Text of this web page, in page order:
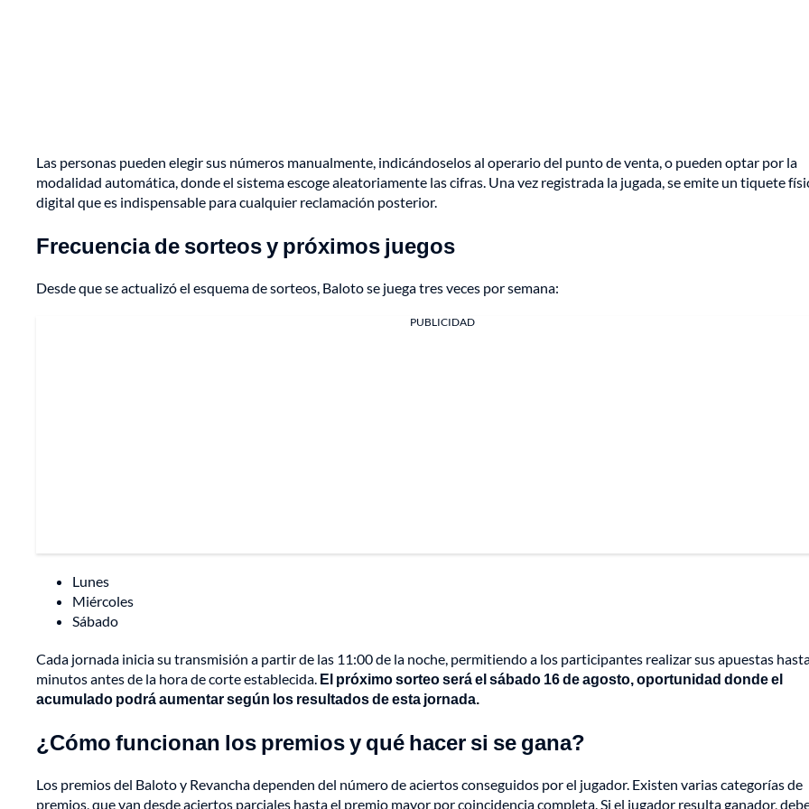
Las personas pueden elegir sus números manualmente, indicándoselos al operario del punto de venta, o pueden optar por la
modalidad automática, donde el sistema escoge aleatoriamente las cifras. Una vez registrada la jugada, se emite un tiquete
digital que es indispensable para cualquier reclamación posterior.
Frecuencia de sorteos y próximos juegos
Desde que se actualizó el esquema de sorteos, Baloto se juega tres veces por semana:
PUBLICIDAD
Lunes
Miércoles
Sábado
Cada jornada inicia su transmisión a partir de las 11:00 de la noche, permitiendo a los participantes realizar sus apuestas
minutos antes de la hora de corte establecida. El próximo sorteo será el sábado 16 de agosto, oportunidad donde el
acumulado podrá aumentar según los resultados de esta jornada.
¿Cómo funcionan los premios y qué hacer si se gana?
Los premios del Baloto y Revancha dependen del número de aciertos conseguidos por el jugador. Existen varias categorías de
premios, que van desde aciertos parciales hasta el premio mayor por coincidencia completa. Si el jugador resulta ganador,